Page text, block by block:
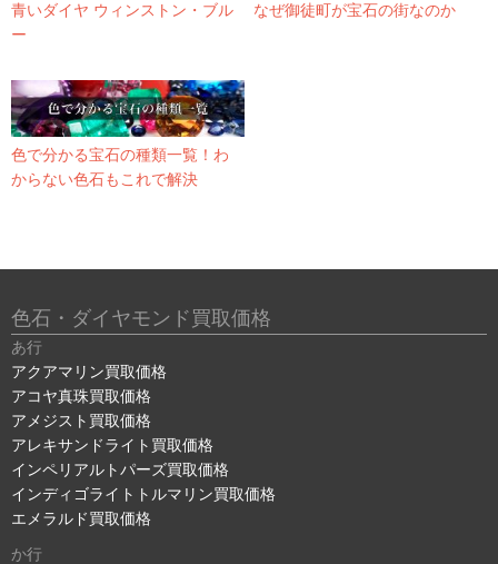
青いダイヤ ウィンストン・ブル
ー
なぜ御徒町が宝石の街なのか
色で分かる宝石の種類一覧！わ
からない色石もこれで解決
色石・ダイヤモンド買取価格
あ行
アクアマリン買取価格
アコヤ真珠買取価格
アメジスト買取価格
アレキサンドライト買取価格
インペリアルトパーズ買取価格
インディゴライトトルマリン買取価格
エメラルド買取価格
か行